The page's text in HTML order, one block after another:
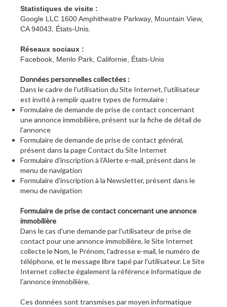
Statistiques de visite :
Google LLC 1600 Amphitheatre Parkway, Mountain View,
CA 94043, États-Unis.
Réseaux sociaux :
Facebook, Menlo Park, Californie, États-Unis
Données personnelles collectées :
Dans le cadre de l'utilisation du Site Internet, l'utilisateur
est invité à remplir quatre types de formulaire :
Formulaire de demande de prise de contact concernant
une annonce immobilière, présent sur la fiche de détail de
l'annonce
Formulaire de demande de prise de contact général,
présent dans la page Contact du Site Internet
Formulaire d'inscription à l'Alerte e-mail, présent dans le
menu de navigation
Formulaire d'inscription à la Newsletter, présent dans le
menu de navigation
Formulaire de prise de contact concernant une annonce
immobilière
Dans le cas d'une demande par l'utilisateur de prise de
contact pour une annonce immobilière, le Site Internet
collecte le Nom, le Prénom, l'adresse e-mail, le numéro de
téléphone, et le message libre tapé par l'utilisateur. Le Site
Internet collecte également la référence informatique de
l'annonce immobilière.
Ces données sont transmises par moyen informatique